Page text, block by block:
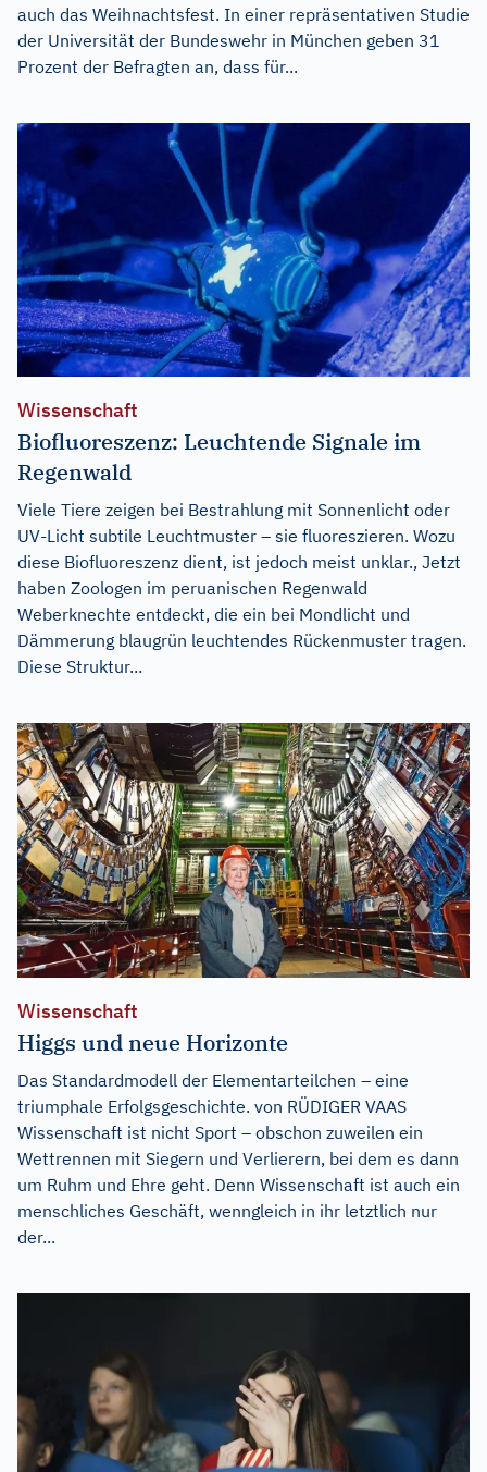
auch das Weihnachtsfest. In einer repräsentativen Studie
der Universität der Bundeswehr in München geben 31
Prozent der Befragten an, dass für...
Wissenschaft
Biofluoreszenz: Leuchtende Signale im
Regenwald
Viele Tiere zeigen bei Bestrahlung mit Sonnenlicht oder
UV-Licht subtile Leuchtmuster – sie fluoreszieren. Wozu
diese Biofluoreszenz dient, ist jedoch meist unklar., Jetzt
haben Zoologen im peruanischen Regenwald
Weberknechte entdeckt, die ein bei Mondlicht und
Dämmerung blaugrün leuchtendes Rückenmuster tragen.
Diese Struktur...
Wissenschaft
Higgs und neue Horizonte
Das Standardmodell der Elementarteilchen – eine
triumphale Erfolgsgeschichte. von RÜDIGER VAAS
Wissenschaft ist nicht Sport – obschon zuweilen ein
Wettrennen mit Siegern und Verlierern, bei dem es dann
um Ruhm und Ehre geht. Denn Wissenschaft ist auch ein
menschliches Geschäft, wenngleich in ihr letztlich nur
der...